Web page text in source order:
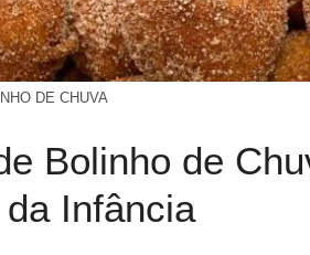
DE CHUVA
Bolinho de
Infância